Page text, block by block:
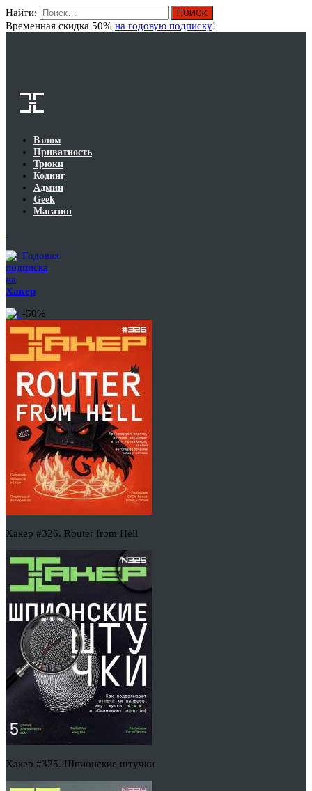
Найти:
Временная скидка 50% на годовую подписку!
Взлом
Приватность
Трюки
Кодинг
Админ
Geek
Магазин
Годовая
подписка
на
Хакер
-50%
Хакер #326. Router from Hell
Хакер #325. Шпионские штучки